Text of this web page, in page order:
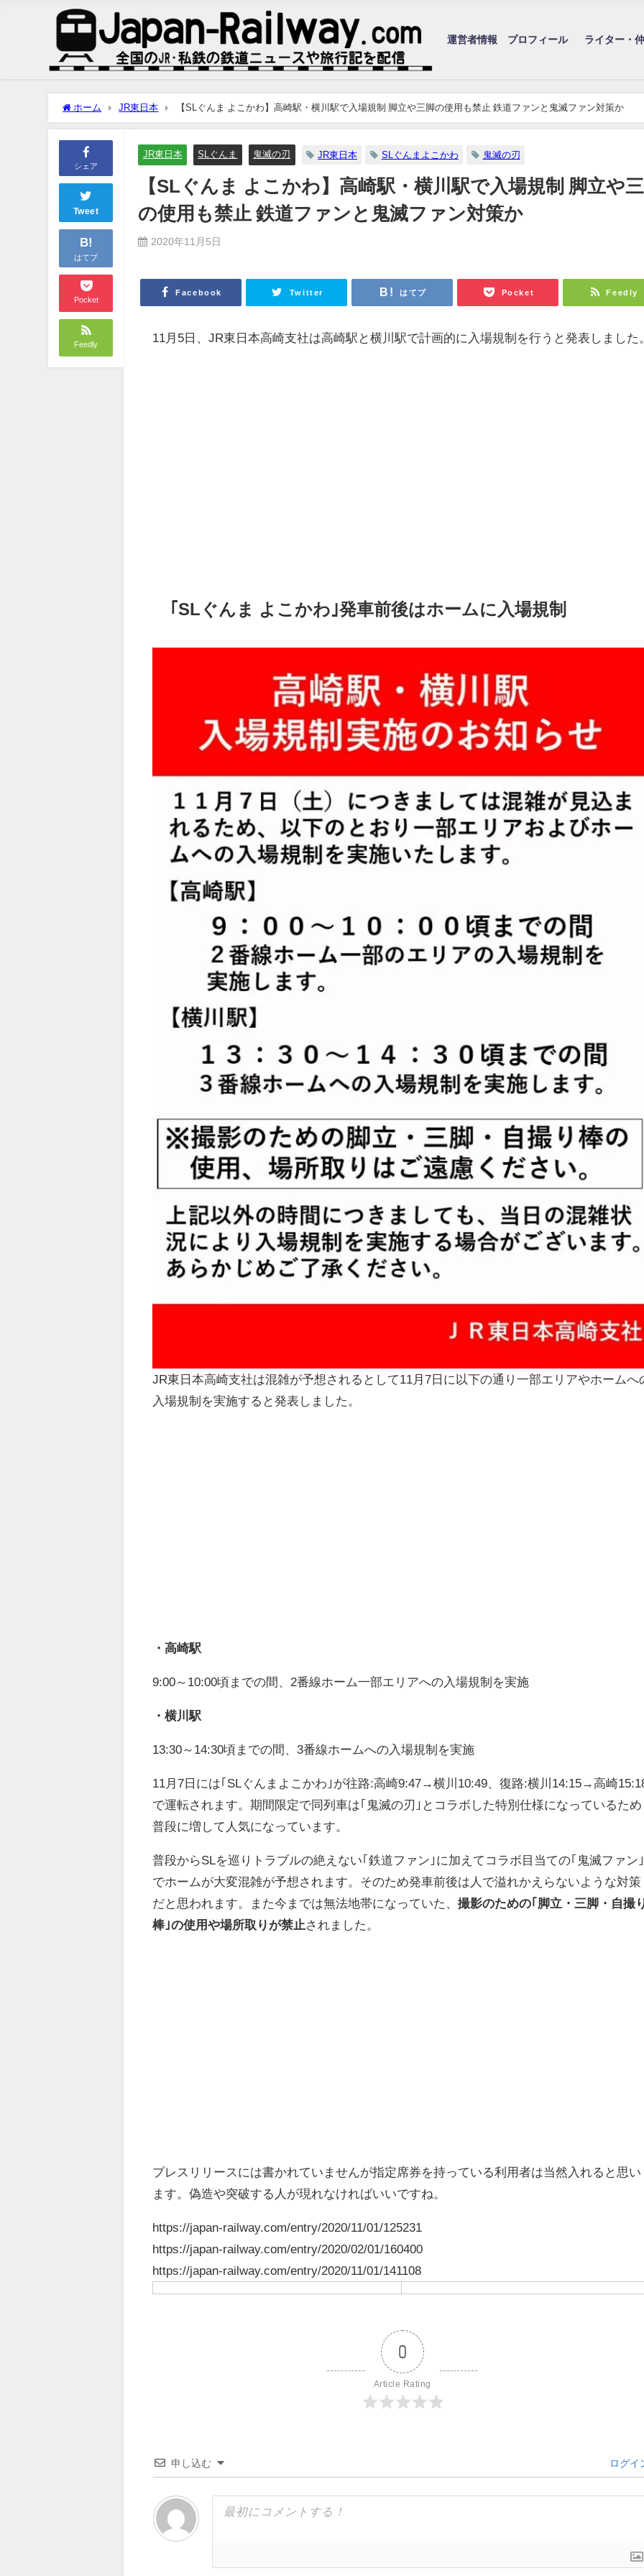
運営者情報 プロフィール ライター・
ホーム JR東日本 【SLぐんま よこかわ】高崎駅・横川駅で入場規制 脚立や三脚の使用も禁止 鉄道ファンと鬼滅ファン対策か
シェア
Tweet
B!
はてブ
Pocket
Feedly
JR東日本 SLぐんま 鬼滅の刃 JR東日本 SLぐんまよこかわ 鬼滅の刃
【SLぐんま よこかわ】高崎駅・横川駅で入場規制 脚立や
の使用も禁止 鉄道ファンと鬼滅ファン対策か
2020年11月5日
Facebook Twitter はてブ Pocket Feedly
11月5日、JR東日本高崎支社は高崎駅と横川駅で計画的に入場規制を行うと発表しました
｢SLぐんま よこかわ｣発車前後はホームに入場規制
JR東日本高崎支社は混雑が予想されるとして11月7日に以下の通り一部エリアやホームへ
入場規制を実施すると発表しました。
・高崎駅
9:00～10:00頃までの間、2番線ホーム一部エリアへの入場規制を実施
・横川駅
13:30～14:30頃までの間、3番線ホームへの入場規制を実施
11月7日には｢SLぐんまよこかわ｣が往路:高崎9:47→横川10:49、復路:横川14:15→高崎
で運転されます。期間限定で同列車は｢鬼滅の刃｣とコラボした特別仕様になっているため
普段に増して人気になっています。
普段からSLを巡りトラブルの絶えない｢鉄道ファン｣に加えてコラボ目当ての｢鬼滅ファン
でホームが大変混雑が予想されます。そのため発車前後は人で溢れかえらないような対策
だと思われます。また今までは無法地帯になっていた、撮影のための｢脚立・三脚・自撮
棒｣の使用や場所取りが禁止されました。
プレスリリースには書かれていませんが指定席券を持っている利用者は当然入れると思い
ます。偽造や突破する人が現れなければいいですね。
https://japan-railway.com/entry/2020/11/01/125231
https://japan-railway.com/entry/2020/02/01/160400
https://japan-railway.com/entry/2020/11/01/141108
0
Article Rating
申し込む ログイ